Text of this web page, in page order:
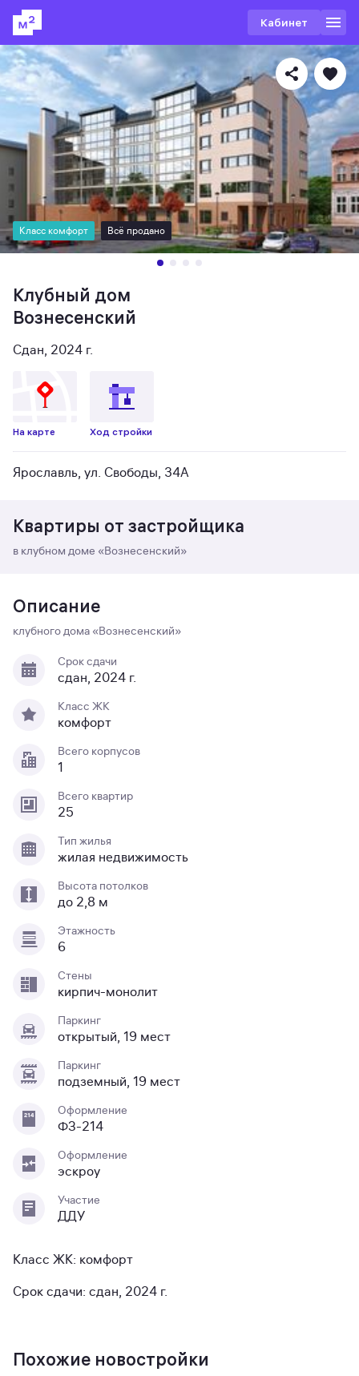
Кабинет
Класс комфорт Всё продано
Клубный дом
Вознесенский
Сдан, 2024 г.
На карте Ход стройки
Ярославль, ул. Свободы, 34А
Квартиры от застройщика
в клубном доме «Вознесенский»
Описание
клубного дома «Вознесенский»
Срок сдачи
сдан, 2024 г.
Класс ЖК
комфорт
Всего корпусов
1
Всего квартир
25
Тип жилья
жилая недвижимость
Высота потолков
до 2,8 м
Этажность
6
Стены
кирпич-монолит
Паркинг
открытый, 19 мест
Паркинг
подземный, 19 мест
Оформление
ФЗ-214
Оформление
эскроу
Участие
ДДУ
Класс ЖК: комфорт
Срок сдачи: сдан, 2024 г.
Похожие новостройки